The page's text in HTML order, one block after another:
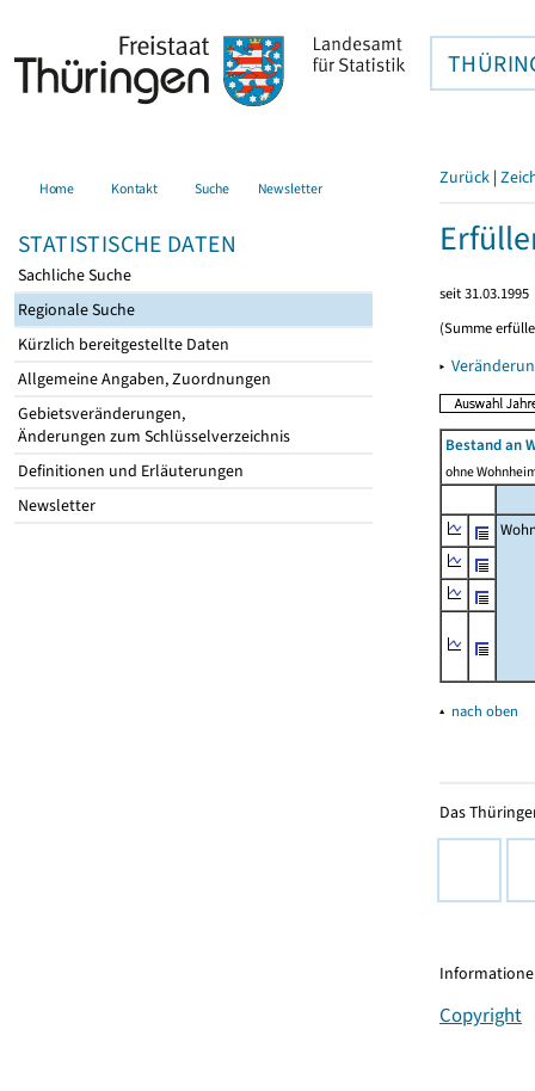
Home Kontakt Suche Newsletter
STATISTISCHE DATEN
Sachliche Suche
Regionale Suche
Kürzlich bereitgestellte Daten
Allgemeine Angaben, Zuordnungen
Gebietsveränderungen,
Änderungen zum Schlüsselverzeichnis
Definitionen und Erläuterungen
Newsletter
Zurück |
seit 31.03.1995
(Summe
▸
Bestand an
ohne
▴ nach oben
Das
Copyright